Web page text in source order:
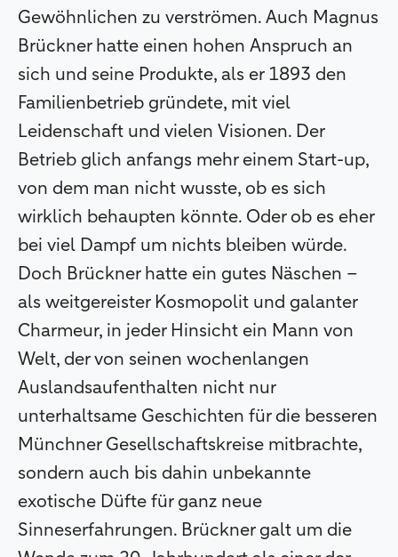
Gewöhnlichen zu verströmen. Auch Magnus
Brückner hatte einen hohen Anspruch an
sich und seine Produkte, als er 1893 den
Familienbetrieb gründete, mit viel
Leidenschaft und vielen Visionen. Der
Betrieb glich anfangs mehr einem Start-up,
von dem man nicht wusste, ob es sich
wirklich behaupten könnte. Oder ob es eher
bei viel Dampf um nichts bleiben würde.
Doch Brückner hatte ein gutes Näschen –
als weitgereister Kosmopolit und galanter
Charmeur, in jeder Hinsicht ein Mann von
Welt, der von seinen wochenlangen
Auslandsaufenthalten nicht nur
unterhaltsame Geschichten für die besseren
Münchner Gesellschaftskreise mitbrachte,
sondern auch bis dahin unbekannte
exotische Düfte für ganz neue
Sinneserfahrungen. Brückner galt um die